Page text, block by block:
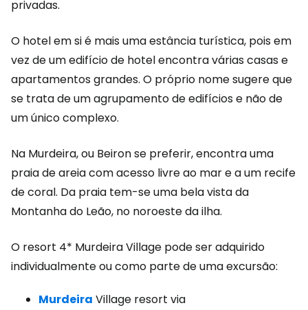
privadas.
O hotel em si é mais uma estância turística, pois em
vez de um edifício de hotel encontra várias casas e
apartamentos grandes. O próprio nome sugere que
se trata de um agrupamento de edifícios e não de
um único complexo.
Na Murdeira, ou Beiron se preferir, encontra uma
praia de areia com acesso livre ao mar e a um recife
de coral. Da praia tem-se uma bela vista da
Montanha do Leão, no noroeste da ilha.
O resort 4* Murdeira Village pode ser adquirido
individualmente ou como parte de uma excursão:
Murdeira Village resort via